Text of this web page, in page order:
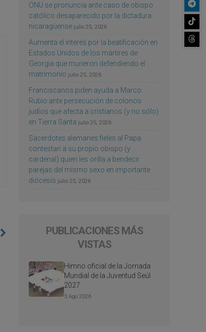
ONU se pronuncia ante caso de obispo
católico desaparecido por la dictadura
nicaragüense julio 25, 2026
Aumenta el interés por la beatificación en
Estados Unidos de los mártires de
Georgia que murieron defendiendo el
matrimonio julio 25, 2026
Franciscanos piden ayuda a Marco
Rubio ante persecución de colonos
judíos que afecta a cristianos (y no sólo)
en Tierra Santa julio 25, 2026
Sacerdotes alemanes fieles al Papa
contestan a su propio obispo (y
cardenal) quien les orilla a bendecir
parejas del mismo sexo en importante
diócesis julio 25, 2026
PUBLICACIONES MÁS
VISTAS
Himno oficial de la Jornada
Mundial de la Juventud Seúl
2027
3 Ago 2026